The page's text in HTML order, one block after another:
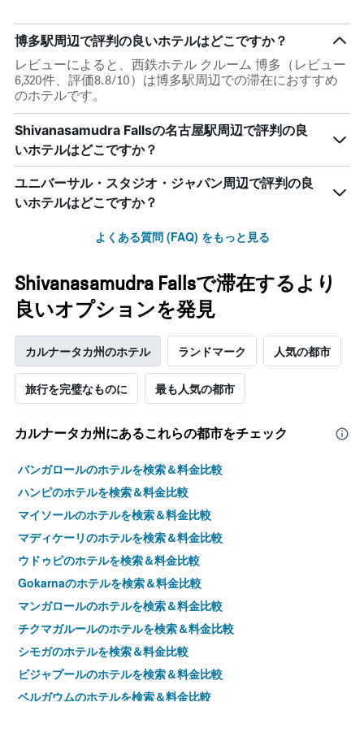
博多駅周辺で評判の良いホテルはどこですか？
レビューによると、西鉄ホテル クルーム 博多（レビュー
6,320件、評価8.8/10）は博多駅周辺での滞在におすすめ
のホテルです。
Shivanasamudra Fallsの名古屋駅周辺で評判の良
いホテルはどこですか？
ユニバーサル・スタジオ・ジャパン周辺で評判の良
いホテルはどこですか？
よくある質問 (FAQ) をもっと見る
Shivanasamudra Fallsで滞在するより
良いオプションを発見
カルナータカ州のホテル ランドマーク 人気の都市
旅行を完璧なものに 最も人気の都市
カルナータカ州​にあるこれらの都市をチェック
バンガロールのホテルを検索＆料金比較
ハンピのホテルを検索＆料金比較
マイソールのホテルを検索＆料金比較
マディケーリのホテルを検索＆料金比較
ウドゥピのホテルを検索＆料金比較
Gokarnaのホテルを検索＆料金比較
マンガロールのホテルを検索＆料金比較
チクマガルールのホテルを検索＆料金比較
シモガのホテルを検索＆料金比較
ビジャプールのホテルを検索＆料金比較
ベルガウムのホテルを検索＆料金比較